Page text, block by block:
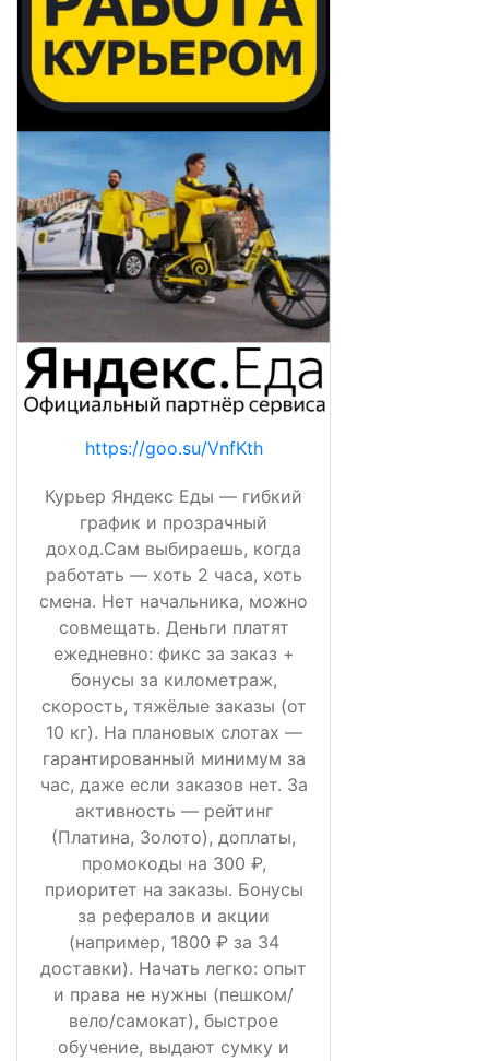
https://goo.su/VnfKth
Курьер Яндекс Еды — гибкий
график и прозрачный
доход.Сам выбираешь, когда
работать — хоть 2 часа, хоть
смена. Нет начальника, можно
совмещать. Деньги платят
ежедневно: фикс за заказ +
бонусы за километраж,
скорость, тяжёлые заказы (от
10 кг). На плановых слотах —
гарантированный минимум за
час, даже если заказов нет. За
активность — рейтинг
(Платина, Золото), доплаты,
промокоды на 300 ₽,
приоритет на заказы. Бонусы
за рефералов и акции
(например, 1800 ₽ за 34
доставки). Начать легко: опыт
и права не нужны (пешком/
вело/самокат), быстрое
обучение, выдают сумку и